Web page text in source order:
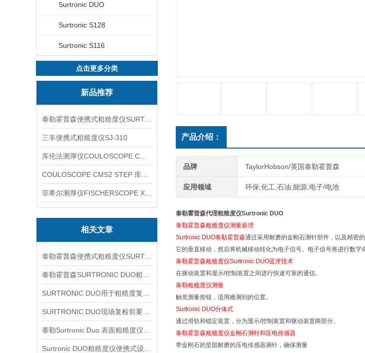
Surtronic DUO
Surtronic S128
Surtronic S116
点击更多分类
新品推荐
三丰便携式粗糙度仪SJ-310
相关文章
产品介绍：
品牌 TaylorHobson/英国泰勒霍普森
应用领域 环保,化工,石油,能源,电子/电池
泰勒霍普森代理粗糙度仪Surtronic DUO
泰勒霍普森粗糙度仪测量原理
Surtronic DUO泰勒霍普森通过采用耐磨的金刚石测针部件，以及精密
它的垂直移动，然后将机械移动转化为电子信号。电子信号将进行数
泰勒霍普森粗糙度仪Surtronic DUO蓝牙技术
在驱动装置和显示/控制装置之间进行快速可靠的通信。
泰勒粗糙度仪测量
触觉测量按钮，适用难测到的位置。
Surtronic DUO分体式
通过滑轨和锁定装置，分为显示/控制装置和驱动装置两部分。
泰勒霍普森粗糙度仪金刚石测针和压电传感器
带金刚石的坚固耐磨的压电传感器测针，确保测量